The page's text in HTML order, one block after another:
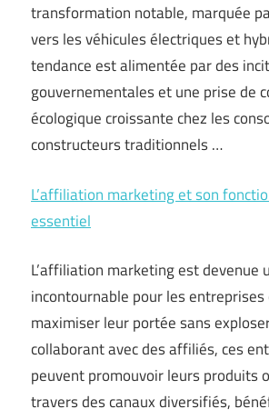
transformation notable, marquée
vers les véhicules électriques et
tendance est alimentée par des
gouvernementales et une prise de
écologique croissante chez les
constructeurs traditionnels …
L’affiliation marketing et son
essentiel
L’affiliation marketing est devenue
incontournable pour les entreprises
maximiser leur portée sans
collaborant avec des affiliés, ces
peuvent promouvoir leurs produits
travers des canaux diversifiés,